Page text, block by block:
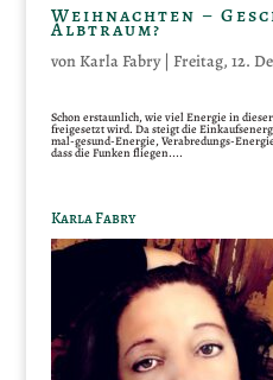
Weihnachten –
Albtraum?
vonKarla Fabry| Freitag, 12.
Schon erstaunlich, wie viel Energie in
freigesetzt wird. Da steigt die
mal-gesund-Energie, Verabredungs-
dass die Funken fliegen....
Karla Fabry